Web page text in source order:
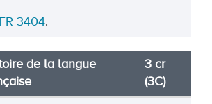
FR 3404.
de la langue
3 cr
(3C)